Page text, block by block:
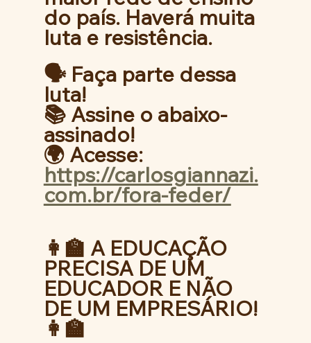
do país. Haverá muita
luta e resistência.
🗣️ Faça parte dessa
luta!
📚 Assine o abaixo-
assinado!
🌍 Acesse:
https://carlosgiannazi.
com.br/fora-feder/
👩‍🏫 A EDUCAÇÃO
PRECISA DE UM
EDUCADOR E NÃO
DE UM EMPRESÁRIO!
👩‍🏫